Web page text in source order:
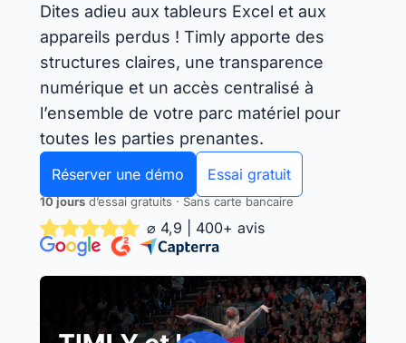
Dites adieu aux tableurs Excel et aux
appareils perdus ! Timly apporte des
structures claires, une transparence
numérique et un accès centralisé à
l’ensemble de votre parc matériel pour
toutes les parties prenantes.
Réserver une démo Essai gratuit
10 joursd’essai gratuits · Sans carte bancaire
⌀ 4,9 | 400+ avis